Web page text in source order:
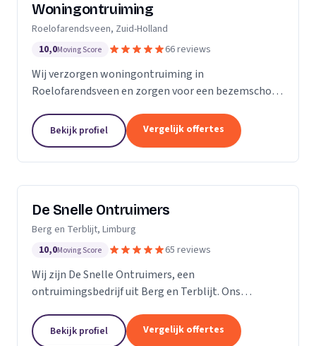
Woningontruiming
Roelofarendsveen, Zuid-Holland
10,0Moving Score 66 reviews
Wij verzorgen woningontruiming in
Roelofarendsveen en zorgen voor een bezemschoon
Bekijk profiel Vergelijk offertes
De Snelle Ontruimers
Berg en Terblijt, Limburg
10,0Moving Score 65 reviews
Wij zijn De Snelle Ontruimers, een
ontruimingsbedrijf uit Berg en Terblijt. Ons
Bekijk profiel Vergelijk offertes